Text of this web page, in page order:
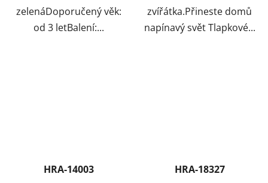
zelenáDoporučený věk:
od 3 letBalení:...
zvířátka.Přineste domů
napínavý svět Tlapkové...
HRA-14003
HRA-18327